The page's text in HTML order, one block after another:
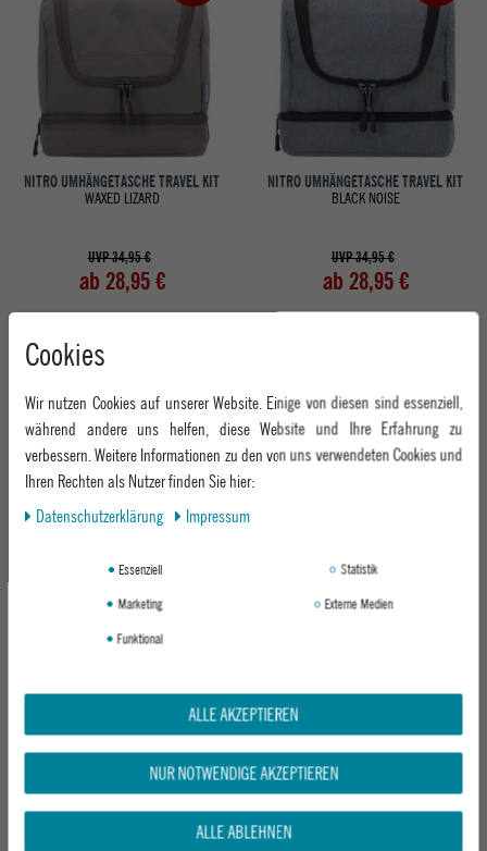
NITRO UMHÄNGETASCHE TRAVEL KIT
WAXED LIZARD
UVP 34,95 €
ab 28,95 €
NITRO UMHÄNGETASCHE TRAVEL KIT
BLACK NOISE
UVP 34,95 €
ab 28,95 €
NITRO UMHÄNGETASCHE TRAVEL KIT
DEAD FLOWER
UVP 34,95 €
NITRO UMHÄNGETASCHE TRAVEL KIT
BLACK ROSE
Cookies
Wir nutzen Cookies auf unserer Website. Einige von diesen sind essenziell,
während andere uns helfen, diese Website und Ihre Erfahrung zu
verbessern. Weitere Informationen zu den von uns verwendeten Cookies und
Ihren Rechten als Nutzer finden Sie hier:
Daten­schutz­erklärung
Impressum
Essenziell
Statistik
Marketing
Externe Medien
Funktional
ALLE AKZEPTIEREN
NUR NOTWENDIGE AKZEPTIEREN
ALLE ABLEHNEN